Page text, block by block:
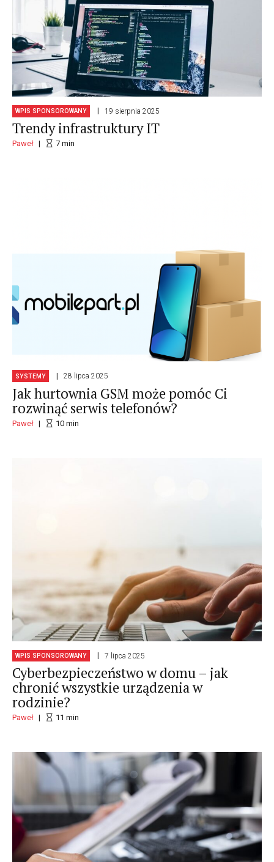
WPIS SPONSOROWANY 19 sierpnia 2025
Trendy infrastruktury IT
Paweł 7min
SYSTEMY 28 lipca 2025
Jak hurtownia GSM może pomóc Ci
rozwinąć serwis telefonów?
Paweł 10min
WPIS SPONSOROWANY 7 lipca 2025
Cyberbezpieczeństwo w domu – jak
chronić wszystkie urządzenia w
rodzinie?
Paweł 11 min